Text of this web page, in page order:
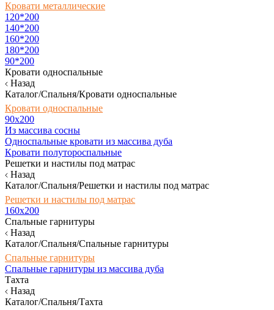
Кровати металлические
120*200
140*200
160*200
180*200
90*200
Кровати односпальные
Назад
Каталог/Спальня/Кровати односпальные
Кровати односпальные
90х200
Из массива сосны
Односпальные кровати из массива дуба
Кровати полутороспальные
Решетки и настилы под матрас
Назад
Каталог/Спальня/Решетки и настилы под матрас
Решетки и настилы под матрас
160х200
Спальные гарнитуры
Назад
Каталог/Спальня/Спальные гарнитуры
Спальные гарнитуры
Спальные гарнитуры из массива дуба
Тахта
Назад
Каталог/Спальня/Тахта